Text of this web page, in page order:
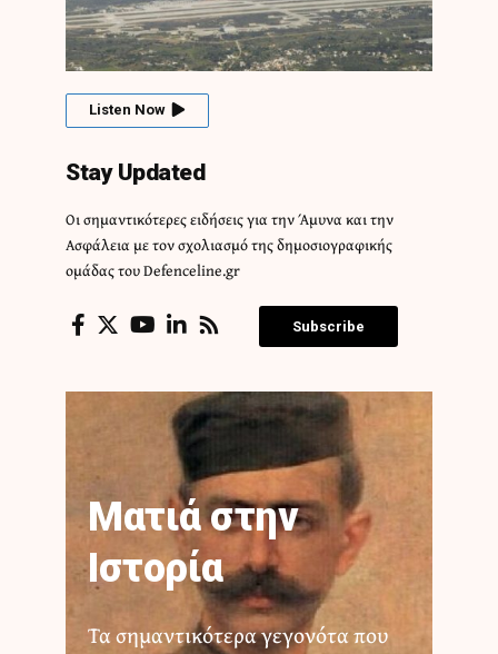
Listen Now
Stay Updated
Οι σημαντικότερες ειδήσεις για την Άμυνα και την
Ασφάλεια με τον σχολιασμό της δημοσιογραφικής
ομάδας του Defenceline.gr
Subscribe
Ματιά στην
Ιστορία
Τα σημαντικότερα γεγονότα που